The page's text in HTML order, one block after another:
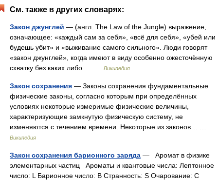
См. также в других словарях:
Закон джунглей — (англ. The Law of the Jungle) выражение,
означающее: «каждый сам за себя», «всё для себя», «убей или
будешь убит» и «выживание самого сильного». Люди говорят
«закон джунглей», когда имеют в виду особенно ожесточённую
схватку без каких либо… …
Википедия
Закон сохранения — Законы сохранения фундаментальные
физические законы, согласно которым при определённых
условиях некоторые измеримые физические величины,
характеризующие замкнутую физическую систему, не
изменяются с течением времени. Некоторые из законов… …
Википедия
Закон сохранения барионного заряда — Аромат в физике
элементарных частиц Ароматы и квантовые числа: Лептонное
число: L Барионное число: B Странность: S Очарование: C